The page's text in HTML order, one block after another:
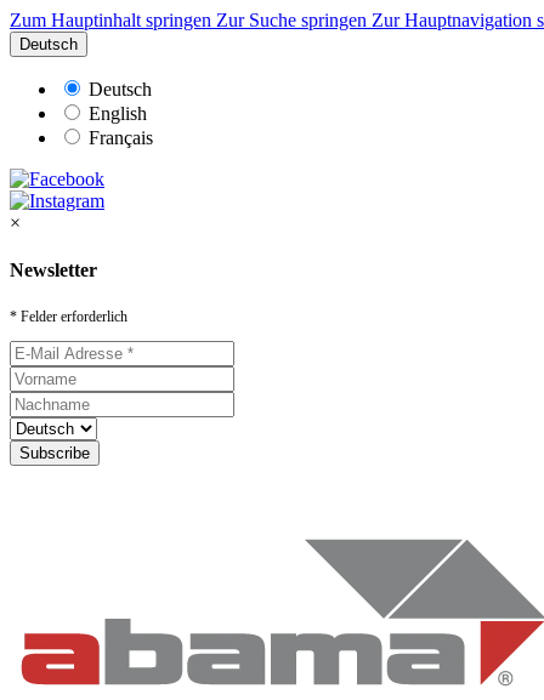
Zum Hauptinhalt springen Zur Suche springen Zur Hauptnavigation
Deutsch
Deutsch
English
Français
×
Newsletter
* Felder erforderlich